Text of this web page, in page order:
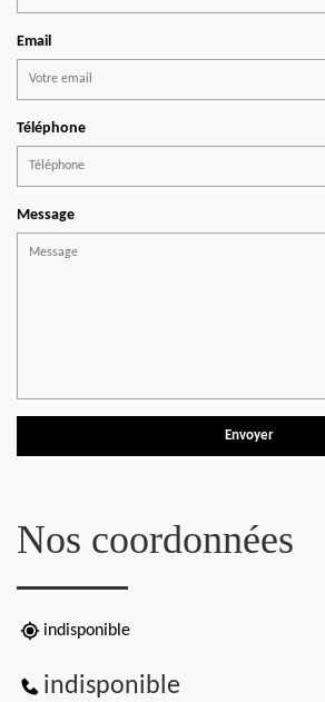
Email
Téléphone
Message
Nos coordonnées
indisponible
indisponible